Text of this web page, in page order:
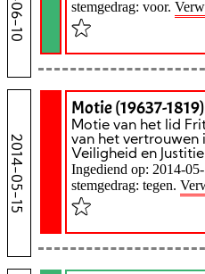
stemgedrag: voor.
2014-05-15
Motie (19637-1819)
Motie van het lid
van het vertrouwen
Veiligheid en Justitie
Ingediend op: 2014-
stemgedrag: tegen.